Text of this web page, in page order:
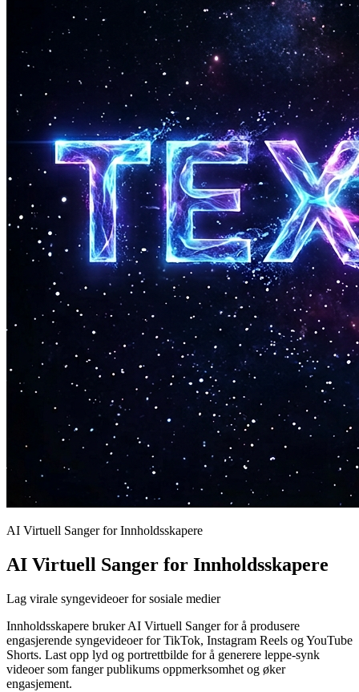
AI Virtuell Sanger for Innholdsskapere
AI Virtuell Sanger for Innholdsskapere
Lag virale syngevideoer for sosiale medier
Innholdsskapere bruker AI Virtuell Sanger for å produsere
engasjerende syngevideoer for TikTok, Instagram Reels og YouTube
Shorts. Last opp lyd og portrettbilde for å generere leppe-synk
videoer som fanger publikums oppmerksomhet og øker
engasjement.